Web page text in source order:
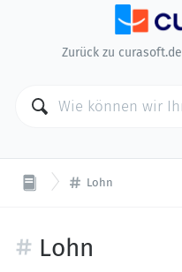
Zurück zu curasoft.de
Lohn
Lohn